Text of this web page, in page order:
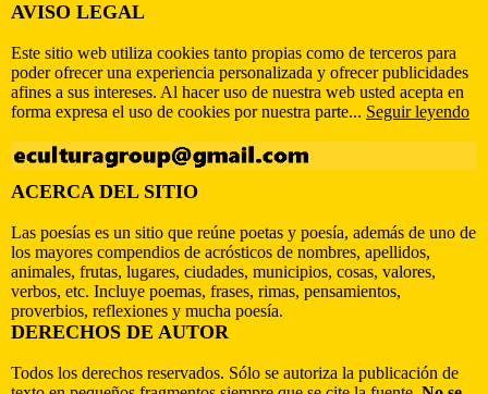
AVISO LEGAL
Este sitio web utiliza cookies tanto propias como de terceros para
poder ofrecer una experiencia personalizada y ofrecer publicidades
afines a sus intereses. Al hacer uso de nuestra web usted acepta en
forma expresa el uso de cookies por nuestra parte... Seguir leyendo
ACERCA DEL SITIO
Las poesías es un sitio que reúne poetas y poesía, además de uno de
los mayores compendios de acrósticos de nombres, apellidos,
animales, frutas, lugares, ciudades, municipios, cosas, valores,
verbos, etc. Incluye poemas, frases, rimas, pensamientos,
proverbios, reflexiones y mucha poesía.
DERECHOS DE AUTOR
Todos los derechos reservados. Sólo se autoriza la publicación de